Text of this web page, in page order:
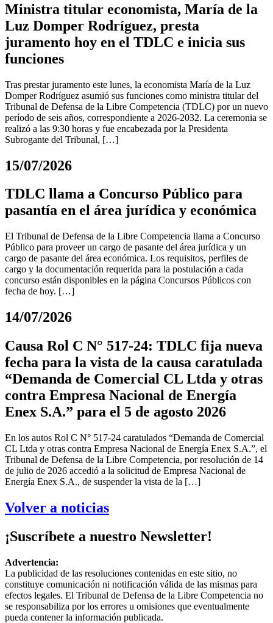
Ministra titular economista, María de la
Luz Domper Rodríguez, presta
juramento hoy en el TDLC e inicia sus
funciones
Tras prestar juramento este lunes, la economista María de la Luz
Domper Rodríguez asumió sus funciones como ministra titular del
Tribunal de Defensa de la Libre Competencia (TDLC) por un nuevo
período de seis años, correspondiente a 2026-2032. La ceremonia se
realizó a las 9:30 horas y fue encabezada por la Presidenta
Subrogante del Tribunal, […]
15/07/2026
TDLC llama a Concurso Público para
pasantía en el área jurídica y económica
El Tribunal de Defensa de la Libre Competencia llama a Concurso
Público para proveer un cargo de pasante del área jurídica y un
cargo de pasante del área económica. Los requisitos, perfiles de
cargo y la documentación requerida para la postulación a cada
concurso están disponibles en la página Concursos Públicos con
fecha de hoy. […]
14/07/2026
Causa Rol C N° 517-24: TDLC fija nueva
fecha para la vista de la causa caratulada
“Demanda de Comercial CL Ltda y otras
contra Empresa Nacional de Energía
Enex S.A.” para el 5 de agosto 2026
En los autos Rol C N° 517-24 caratulados “Demanda de Comercial
CL Ltda y otras contra Empresa Nacional de Energía Enex S.A.”, el
Tribunal de Defensa de la Libre Competencia, por resolución de 14
de julio de 2026 accedió a la solicitud de Empresa Nacional de
Energía Enex S.A., de suspender la vista de la […]
Volver a noticias
¡Suscríbete a nuestro Newsletter!
Advertencia:
La publicidad de las resoluciones contenidas en este sitio, no
constituye comunicación ni notificación válida de las mismas para
efectos legales. El Tribunal de Defensa de la Libre Competencia no
se responsabiliza por los errores u omisiones que eventualmente
pueda contener la información publicada.